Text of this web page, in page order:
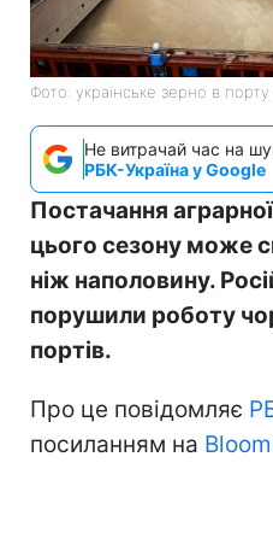
Фото: українське зерно в
Не витрачай час на
РБК-Україна у Google
Постачання
цього сезону може
ніж наполовину.
порушили роботу
портів.
Про це повідомляє
посиланням на